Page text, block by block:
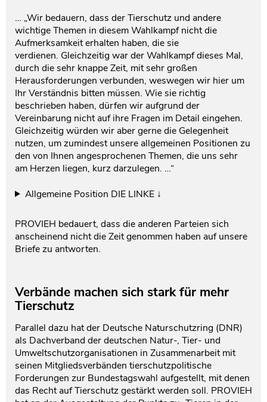
… „Wir bedauern, dass der Tierschutz und andere
wichtige Themen in diesem Wahlkampf nicht die
Aufmerksamkeit erhalten haben, die sie
verdienen. Gleichzeitig war der Wahlkampf dieses Mal,
durch die sehr knappe Zeit, mit sehr großen
Herausforderungen verbunden, weswegen wir hier um
Ihr Verständnis bitten müssen. Wie sie richtig
beschrieben haben, dürfen wir aufgrund der
Vereinbarung nicht auf ihre Fragen im Detail eingehen.
Gleichzeitig würden wir aber gerne die Gelegenheit
nutzen, um zumindest unsere allgemeinen Positionen zu
den von Ihnen angesprochenen Themen, die uns sehr
am Herzen liegen, kurz darzulegen. …“
Allgemeine Position DIE LINKE ↓
PROVIEH bedauert, dass die anderen Parteien sich
anscheinend nicht die Zeit genommen haben auf unsere
Briefe zu antworten.
Verbände machen sich stark für mehr
Tierschutz
Parallel dazu hat der Deutsche Naturschutzring (DNR)
als Dachverband der deutschen Natur-, Tier- und
Umweltschutzorganisationen in Zusammenarbeit mit
seinen Mitgliedsverbänden tierschutzpolitische
Forderungen zur Bundestagswahl aufgestellt, mit denen
das Recht auf Tierschutz gestärkt werden soll. PROVIEH